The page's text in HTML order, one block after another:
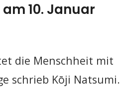
10. Januar
die Menschheit mit
schrieb Kōji Natsumi.